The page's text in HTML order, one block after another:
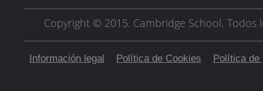
Copyright © 2015. Cambridge School. Todos
Información legal Política de Cookies Política de